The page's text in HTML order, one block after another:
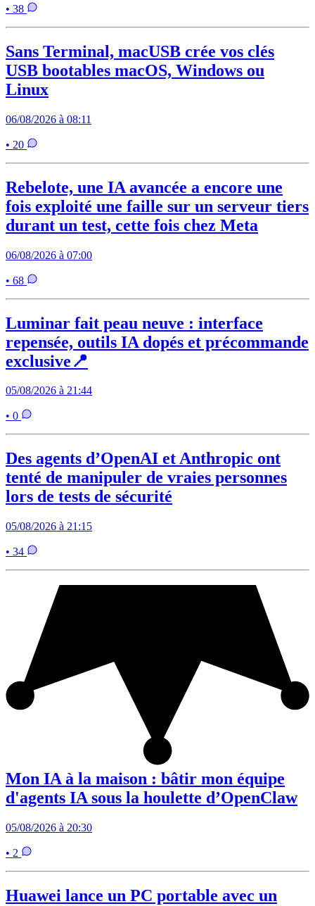
• 38
Sans Terminal, macUSB crée vos clés
USB bootables macOS, Windows ou
Linux
06/08/2026 à 08:11
• 20
Rebelote, une IA avancée a encore une
fois exploité une faille sur un serveur tiers
durant un test, cette fois chez Meta
06/08/2026 à 07:00
• 68
Luminar fait peau neuve : interface
repensée, outils IA dopés et précommande
exclusive📍
05/08/2026 à 21:44
• 0
Des agents d’OpenAI et Anthropic ont
tenté de manipuler de vraies personnes
lors de tests de sécurité
05/08/2026 à 21:15
• 34
Mon IA à la maison : bâtir mon équipe
d'agents IA sous la houlette d’OpenClaw
05/08/2026 à 20:30
• 2
Huawei lance un PC portable avec un